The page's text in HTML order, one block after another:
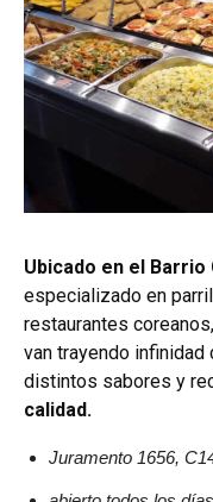
Ubicado en el Barrio
especializado en
restaurantes
van trayendo
distintos sabores y
calidad.
Juramento 1656,